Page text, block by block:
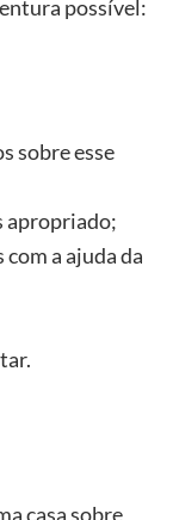
possível:
sobre esse
apropriado;
a ajuda da
casa sobre